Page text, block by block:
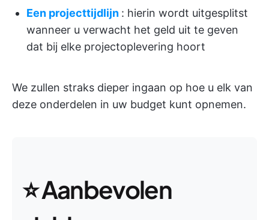
Een projecttijdlijn : hierin wordt uitgesplitst
wanneer u verwacht het geld uit te geven
dat bij elke projectoplevering hoort
We zullen straks dieper ingaan op hoe u elk van
deze onderdelen in uw budget kunt opnemen.
⭐ Aanbevolen